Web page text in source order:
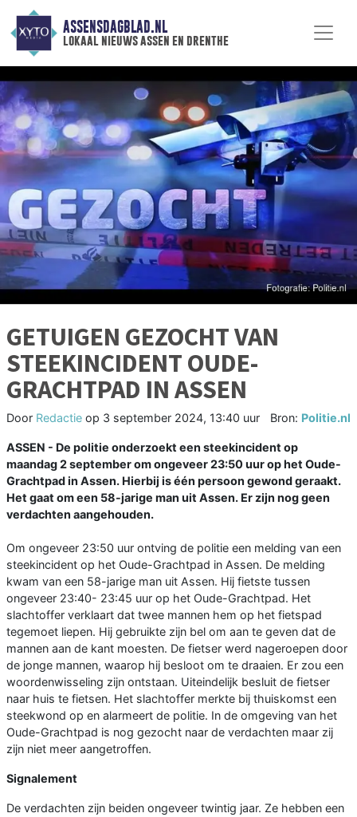
ASSENSDAGBLAD.NL
lokaal nieuws assen en drenthe
GETUIGEN GEZOCHT VAN
STEEKINCIDENT OUDE-
GRACHTPAD IN ASSEN
Door Redactie op 3 september 2024, 13:40 uur Bron: Politie.nl
ASSEN - De politie onderzoekt een steekincident op
maandag 2 september om ongeveer 23:50 uur op het Oude-
Grachtpad in Assen. Hierbij is één persoon gewond geraakt.
Het gaat om een 58-jarige man uit Assen. Er zijn nog geen
verdachten aangehouden.
Om ongeveer 23:50 uur ontving de politie een melding van een
steekincident op het Oude-Grachtpad in Assen. De melding
kwam van een 58-jarige man uit Assen. Hij fietste tussen
ongeveer 23:40- 23:45 uur op het Oude-Grachtpad. Het
slachtoffer verklaart dat twee mannen hem op het fietspad
tegemoet liepen. Hij gebruikte zijn bel om aan te geven dat de
mannen aan de kant moesten. De fietser werd nageroepen door
de jonge mannen, waarop hij besloot om te draaien. Er zou een
woordenwisseling zijn ontstaan. Uiteindelijk besluit de fietser
naar huis te fietsen. Het slachtoffer merkte bij thuiskomst een
steekwond op en alarmeert de politie. In de omgeving van het
Oude-Grachtpad is nog gezocht naar de verdachten maar zij
zijn niet meer aangetroffen.
Signalement
De verdachten zijn beiden ongeveer twintig jaar. Ze hebben een